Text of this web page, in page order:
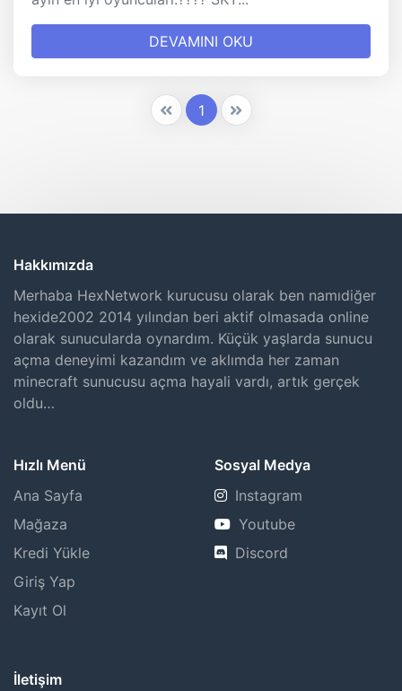
DEVAMINI OKU
1
Hakkımızda
Merhaba HexNetwork kurucusu olarak ben namıdiğer
hexide2002 2014 yılından beri aktif olmasada online
olarak sunucularda oynardım. Küçük yaşlarda sunucu
açma deneyimi kazandım ve aklımda her zaman
minecraft sunucusu açma hayali vardı, artık gerçek
oldu…
Hızlı Menü
Ana Sayfa
Mağaza
Kredi Yükle
Giriş Yap
Kayıt Ol
Sosyal Medya
Instagram
Youtube
Discord
İletişim